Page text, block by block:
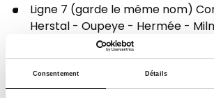
Consentement Détails
Ligne 7 (garde le même nom)
Herstal - Oupeye - Hermée -
Retour vers toutes nos